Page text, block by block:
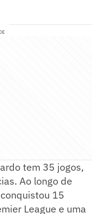
tem 35 jogos,
Ao longo de
15
League e uma